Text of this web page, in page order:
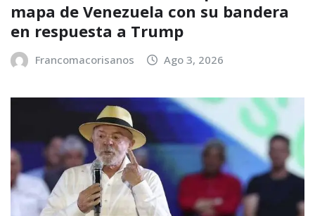
mapa de Venezuela con su bandera
en respuesta a Trump
Francomacorisanos Ago 3, 2026